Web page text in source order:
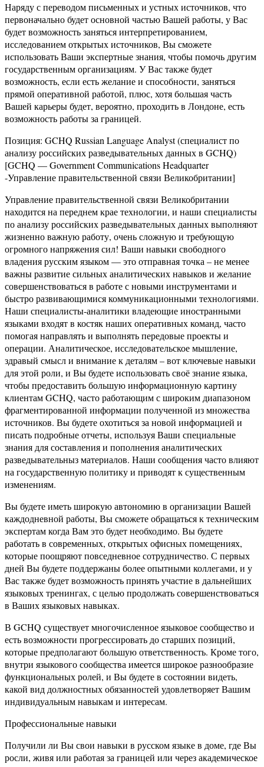
Наряду с переводом письменных и устных источников, что
первоначально будет основной частью Вашей работы, у Вас
будет возможность заняться интерпретированием,
исследованием открытых источников, Вы сможете
использовать Ваши экспертные знания, чтобы помочь другим
государственным организациям. У Вас также будет
возможность, если есть желание и способности, заняться
прямой оперативной работой, плюс, хотя большая часть
Вашей карьеры будет, вероятно, проходить в Лондоне, есть
возможность работы за границей.
Позиция: GCHQ Russian Language Analyst (специалист по
анализу российских разведывательных данных в GCHQ)
[GCHQ — Government Communications Headquarter
-Управление правительственной связи Великобритании]
Управление правительственной связи Великобритании
находится на переднем крае технологии, и наши специалисты
по анализу российских разведывательных данных выполняют
жизненно важную работу, очень сложную и требующую
огромного напряжения сил! Ваши навыки свободного
владения русским языком — это отправная точка – не менее
важны развитие сильных аналитических навыков и желание
совершенствоваться в работе с новыми инструментами и
быстро развивающимися коммуникационными технологиями.
Наши специалисты-аналитики владеющие иностранными
языками входят в костяк наших оперативных команд, часто
помогая направлять и выполнять передовые проекты и
операции. Аналитическое, исследовательское мышление,
здравый смысл и внимание к деталям – вот ключевые навыки
для этой роли, и Вы будете использовать своё знание языка,
чтобы предоставить большую информационную картину
клиентам GCHQ, часто работающим с широким диапазоном
фрагментированной информации полученной из множества
источников. Вы будете охотиться за новой информацией и
писать подробные отчеты, используя Ваши специальные
знания для составления и пополнения аналитических
разведывательныз материалов. Наши сообщения часто влияют
на государственную политику и приводят к существенным
изменениям.
Вы будете иметь широкую автономию в организации Вашей
каждодневной работы, Вы сможете обращаться к техническим
экспертам когда Вам это будет необходимо. Вы будете
работать в современных, открытых офисных помещениях,
которые поощряют повседневное сотрудничество. С первых
дней Вы будете поддержаны более опытными коллегами, и у
Вас также будет возможность принять участие в дальнейших
языковых тренингах, с целью продолжать совершенствоваться
в Ваших языковых навыках.
В GCHQ существует многочисленное языковое сообщество и
есть возможности прогрессировать до старших позиций,
которые предполагают большую ответственность. Кроме того,
внутри языкового сообщества имеется широкое разнообразие
функциональных ролей, и Вы будете в состоянии видеть,
какой вид должностных обязанностей удовлетворяет Вашим
индивидуальным навыкам и интересам.
Профессиональные навыки
Получили ли Вы свои навыки в русском языке в доме, где Вы
росли, живя или работая за границей или через академическое